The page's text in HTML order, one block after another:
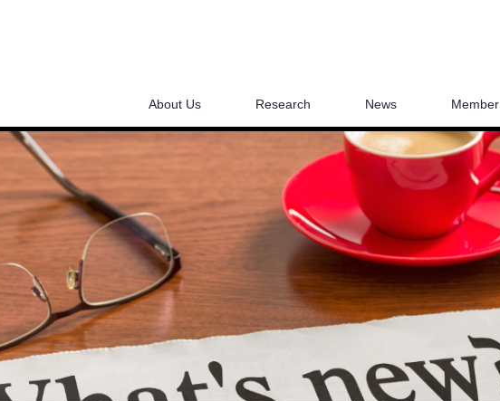
About Us Research News Member